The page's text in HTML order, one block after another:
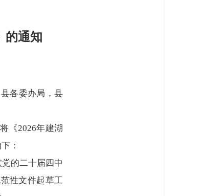
的通知
各委办局，县
《2026年建湖
：
的二十届四中
性文件起草工